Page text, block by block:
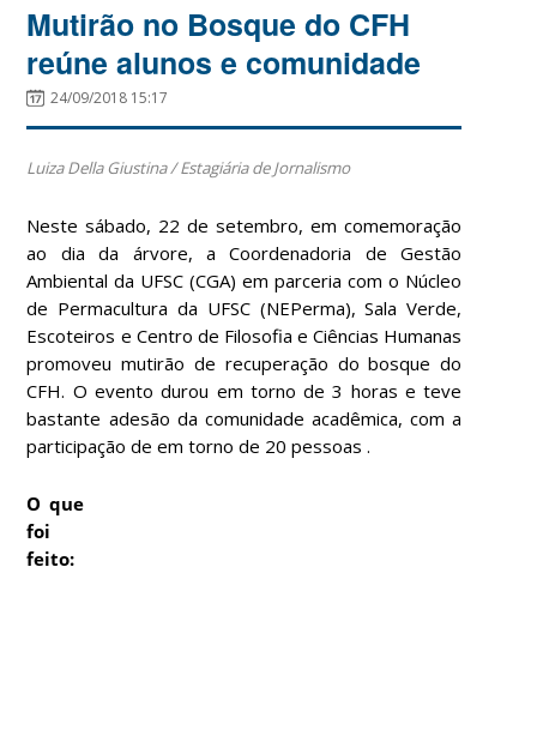
Mutirão no Bosque do CFH
reúne alunos e comunidade
24/09/2018 15:17
Luiza Della Giustina / Estagiária de Jornalismo
Neste sábado, 22 de setembro, em comemoração
ao dia da árvore, a Coordenadoria de Gestão
Ambiental da UFSC (CGA) em parceria com o Núcleo
de Permacultura da UFSC (NEPerma), Sala Verde,
Escoteiros e Centro de Filosofia e Ciências Humanas
promoveu mutirão de recuperação do bosque do
CFH. O evento durou em torno de 3 horas e teve
bastante adesão da comunidade acadêmica, com a
participação de em torno de 20 pessoas .
O que
foi
feito: